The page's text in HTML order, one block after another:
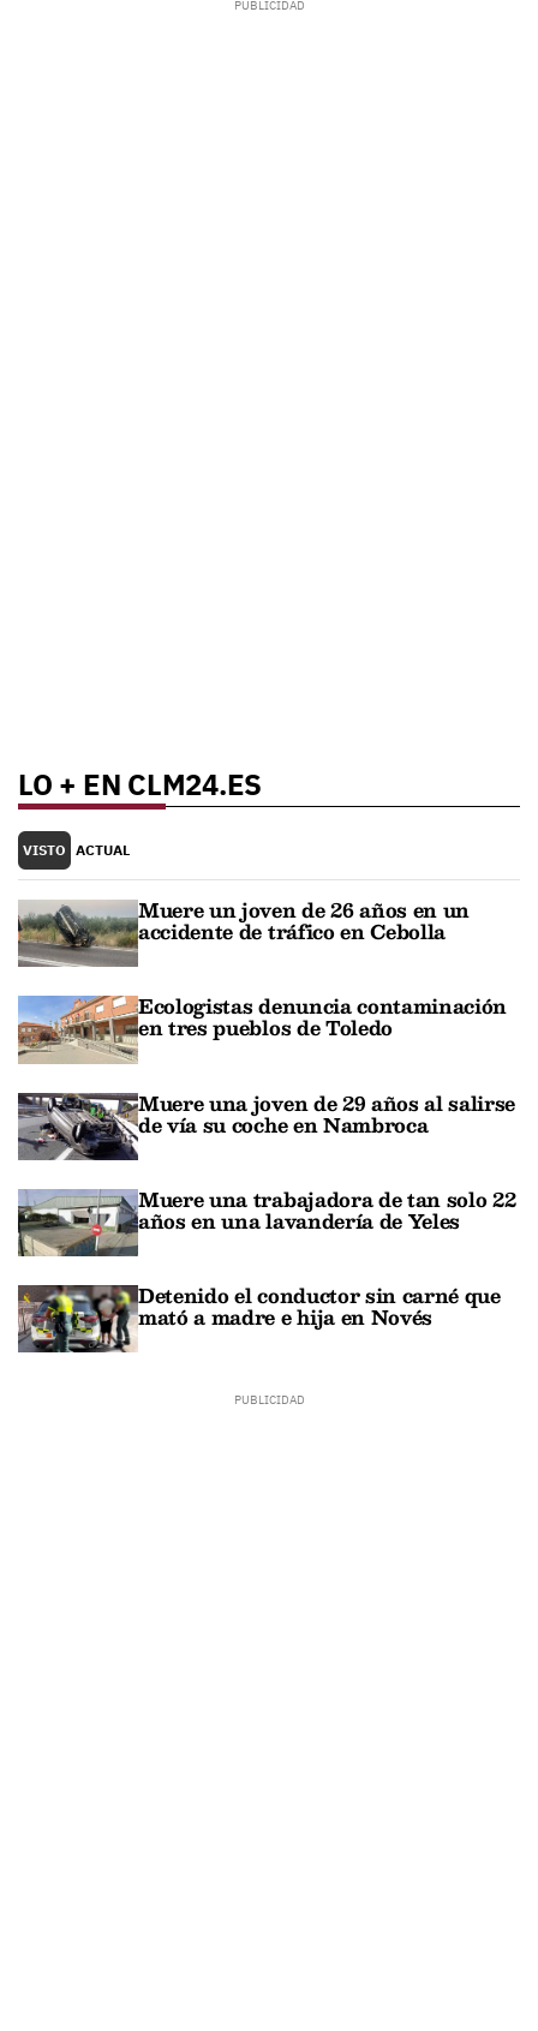
LO + EN CLM24.ES
VISTO ACTUAL
Muere un joven de 26 años en un
accidente de tráfico en Cebolla
Ecologistas denuncia contaminación
en tres pueblos de Toledo
Muere una joven de 29 años al salirse
de vía su coche en Nambroca
Muere una trabajadora de tan solo 22
años en una lavandería de Yeles
Detenido el conductor sin carné que
mató a madre e hija en Novés